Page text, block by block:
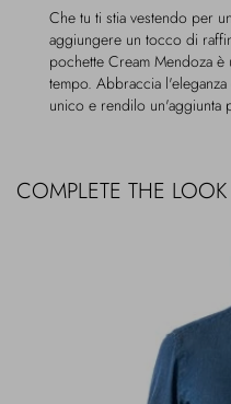
Che tu ti stia vestendo per
aggiungere un tocco di
pochette Cream Mendoza è
tempo. Abbraccia
unico e rendilo un'aggiunta
COMPLETE THE LOOK